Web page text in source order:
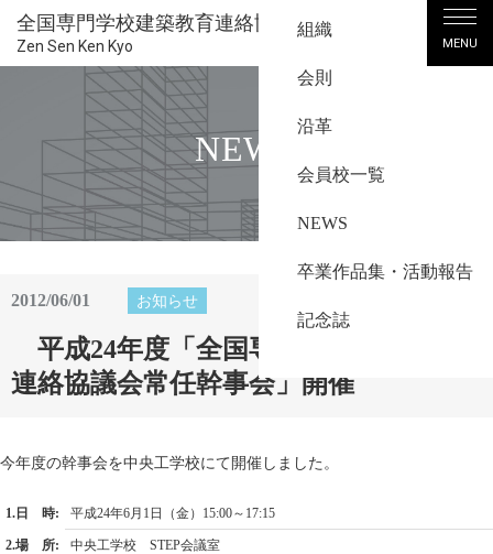
全国専門学校建築教育連絡協議会
Zen Sen Ken Kyo MENU
組織
会則
沿革
会員校一覧
NEWS
卒業作品集・活動報告
記念誌
NEWS
2012/06/01 お知らせ
平成24年度「全国専門学校建築教育
連絡協議会常任幹事会」開催
今年度の幹事会を中央工学校にて開催しました。
1.日 時: 平成24年6月1日（金）15:00～17:15
2.場 所: 中央工学校 STEP会議室